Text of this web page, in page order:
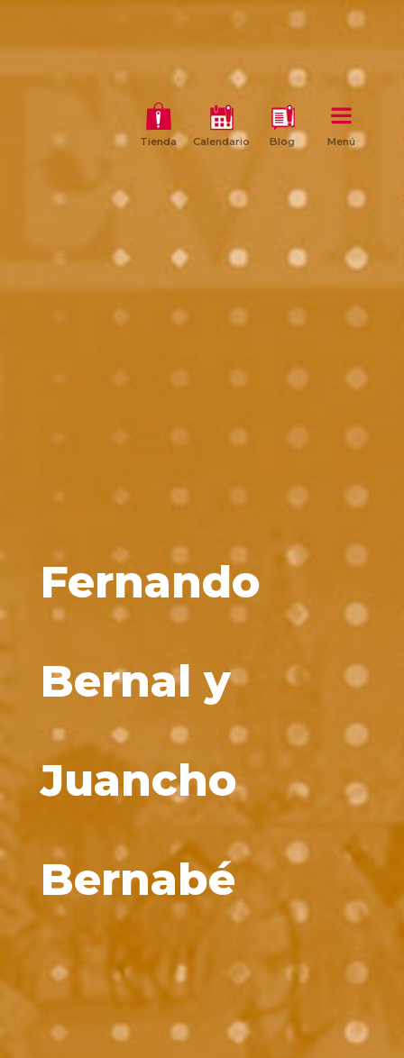
Tienda Calendario Blog Menú
Fernando
Bernal y
Juancho
Bernabé